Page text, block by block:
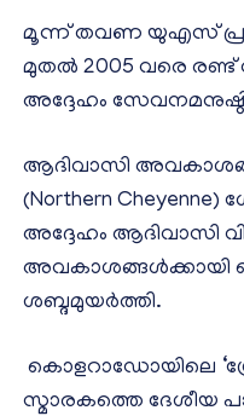
മൂന്ന് തവണ യുഎസ്
മുതൽ 2005 വരെ
അദ്ദേഹം
ആദിവാസി
(Northern
അദ്ദേഹം ആദിവാസി
അവകാശങ്ങൾക്കായി
ശബ്ദമുയർത്തി.
കൊളറാഡോയിലെ
സ്മാരകത്തെ ദേശീയ